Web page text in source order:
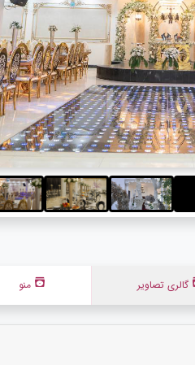
گالری تصاویر منو